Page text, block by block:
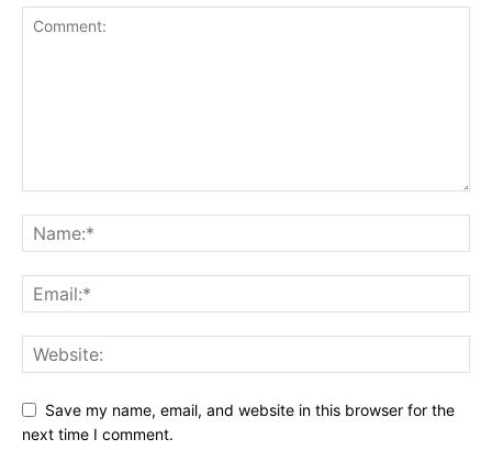
Save my name, email, and website in this browser for the
next time I comment.